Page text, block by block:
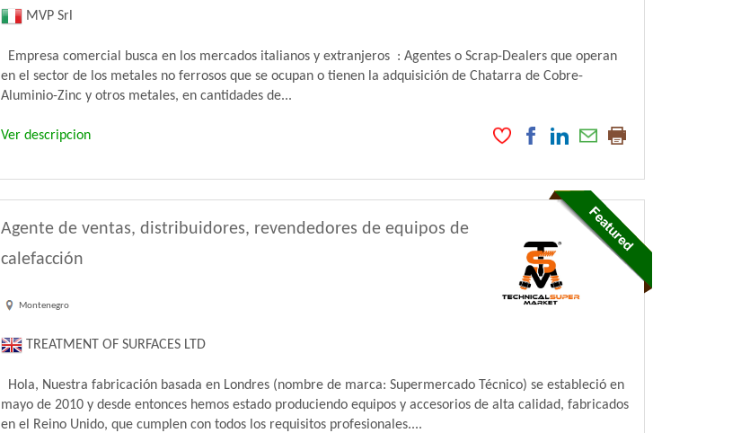
MVP Srl
Empresa comercial busca en los mercados italianos y extranjeros : Agentes o Scrap-Dealers que operan
en el sector de los metales no ferrosos que se ocupan o tienen la adquisición de Chatarra de Cobre-
Aluminio-Zinc y otros metales, en cantidades de...
Ver descripcion
Agente de ventas, distribuidores, revendedores de equipos de
calefacción
Montenegro
TREATMENT OF SURFACES LTD
Hola, Nuestra fabricación basada en Londres (nombre de marca: Supermercado Técnico) se estableció en
mayo de 2010 y desde entonces hemos estado produciendo equipos y accesorios de alta calidad, fabricados
en el Reino Unido, que cumplen con todos los requisitos profesionales....